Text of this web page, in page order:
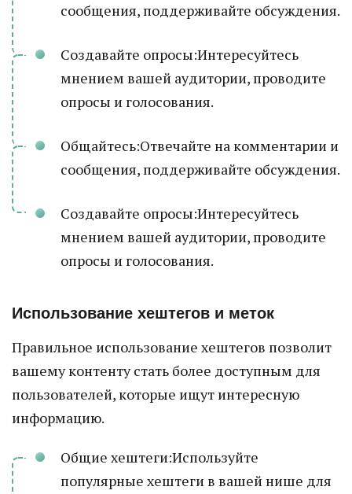
сообщения, поддерживайте обсуждения.
Создавайте опросы:Интересуйтесь
мнением вашей аудитории, проводите
опросы и голосования.
Общайтесь:Отвечайте на комментарии и
сообщения, поддерживайте обсуждения.
Создавайте опросы:Интересуйтесь
мнением вашей аудитории, проводите
опросы и голосования.
Использование хештегов и меток
Правильное использование хештегов позволит
вашему контенту стать более доступным для
пользователей, которые ищут интересную
информацию.
Общие хештеги:Используйте
популярные хештеги в вашей нише для